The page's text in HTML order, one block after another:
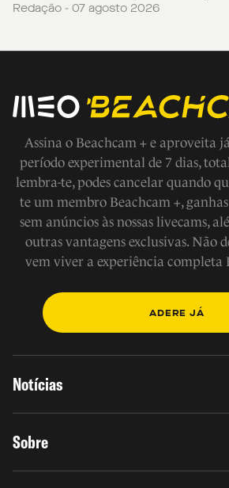
Redação - 07 agosto 2026
Assina o Beachcam + e aproveita
período experimental de 7 dias,
lembra-te, podes cancelar quando
te um membro Beachcam +,
sem anúncios às nossas livecams,
outras vantagens exclusivas. Não
vem viver a experiência completa
ADERE JÁ
Notícias
Sobre